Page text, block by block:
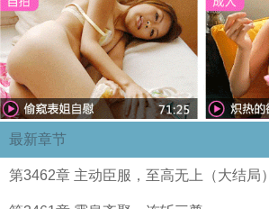
最新章节
第3462章 主动臣服，至高无上（大结局）